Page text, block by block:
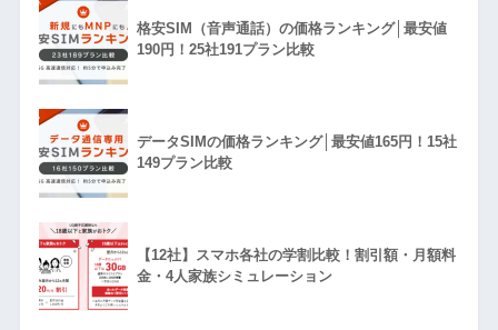
格安SIM（音声通話）の価格ランキング│最安値
190円！25社191プラン比較
データSIMの価格ランキング│最安値165円！15社
149プラン比較
【12社】スマホ各社の学割比較！割引額・月額料
金・4人家族シミュレーション